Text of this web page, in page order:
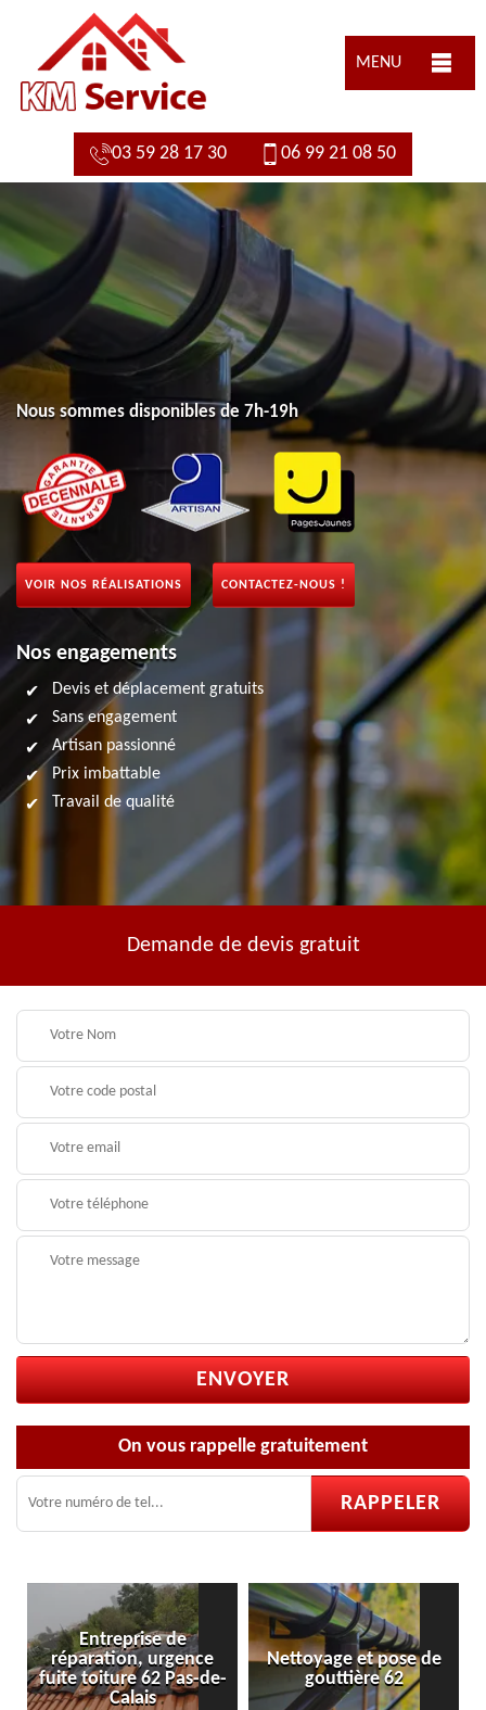
MENU
03 59 28 17 30 06 99 21 08 50
Nous sommes disponibles de 7h-19h
VOIR NOS RÉALISATIONS CONTACTEZ-NOUS !
Nos engagements
Devis et déplacement gratuits
Sans engagement
Artisan passionné
Prix imbattable
Travail de qualité
Demande de devis gratuit
On vous rappelle gratuitement
de
urgence
62 Pas-de-
Nettoyage et pose de
gouttière 62
Pose et
velux 62